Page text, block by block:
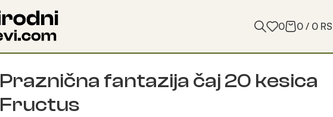
0 0 / 0
Praznična fantazija čaj 20 kesica
Fructus